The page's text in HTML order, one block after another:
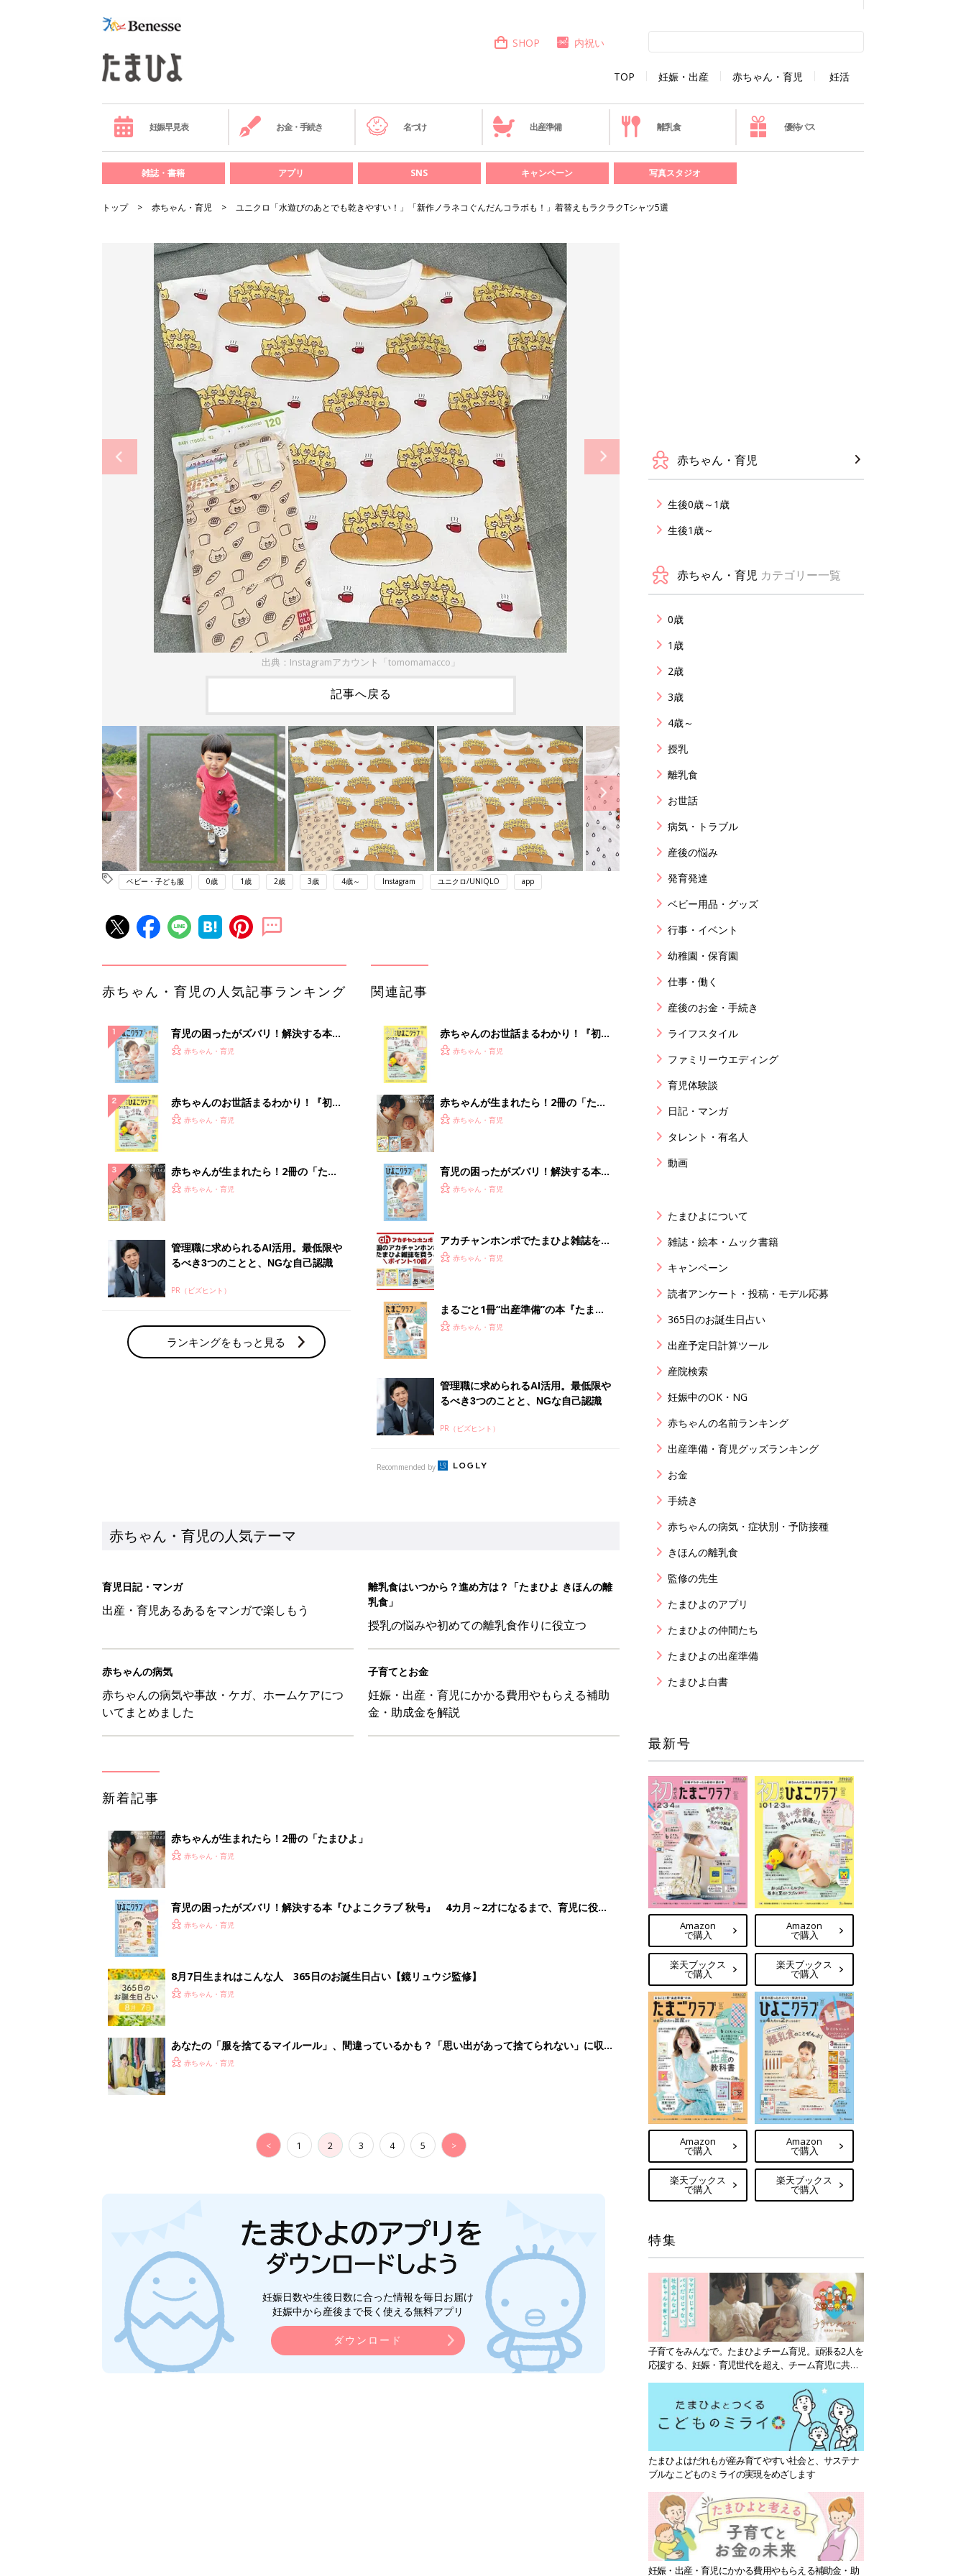
TOP 妊娠・出産 赤ちゃん・育児 妊活
SHOP 内祝い
妊娠早見表 お金・手続き 名づけ 出産準備 離乳食 優待パス
雑誌・書籍 アプリ SNS キャンペーン 写真スタジオ
トップ 赤ちゃん・育児 ユニクロ「水遊びのあとでも乾きやすい！」「新作ノラネコぐんだんコラボも！」着替えもラクラクTシャツ5選
出典：Instagramアカウント「tomomamacco」
記事へ戻る
ベビー・子ども服 0歳 1歳 2歳 3歳 4歳～ Instagram ユニクロ/UNIQLO app
赤ちゃん・育児の人気記事ランキング
育児の困ったがズバリ！解決する本
『ひよこクラブ 夏号』 4カ月～2才
赤ちゃん・育児
赤ちゃんのお世話まるわかり！『初め
てのひよこクラブ 夏号』〈巻頭大特
赤ちゃん・育児
赤ちゃんが生まれたら！2冊の「たま
ひよ」
赤ちゃん・育児
管理職に求められるAI活用。最低限や
るべき3つのことと、NGな自己認識
PR（ビズヒント）
ランキングをもっと見る
関連記事
赤ちゃんのお世話まるわかり！『初め
てのひよこクラブ 夏号』〈巻頭大特
赤ちゃん・育児
赤ちゃんが生まれたら！2冊の「たま
ひよ」
赤ちゃん・育児
育児の困ったがズバリ！解決する本
『ひよこクラブ 秋号』 4カ月～2才
赤ちゃん・育児
アカチャンホンポでたまひよ雑誌を買
うとポイント10倍【期間限定】
赤ちゃん・育児
まるごと1冊“出産準備”の本『たまご
クラブ 夏号』〈スペシャル大特集〉
赤ちゃん・育児
管理職に求められるAI活用。最低限や
るべき3つのことと、NGな自己認識
PR（ビズヒント）
Recommended by
赤ちゃん・育児の人気テーマ
育児日記・マンガ
出産・育児あるあるをマンガで楽しもう
離乳食はいつから？進め方は？「たまひよ きほんの離
乳食」
授乳の悩みや初めての離乳食作りに役立つ
赤ちゃんの病気
赤ちゃんの病気や事故・ケガ、ホームケアにつ
いてまとめました
子育てとお金
妊娠・出産・育児にかかる費用やもらえる補助
金・助成金を解説
新着記事
赤ちゃんが生まれたら！2冊の「たまひよ」
赤ちゃん・育児
育児の困ったがズバリ！解決する本『ひよこクラブ 秋号』 4カ月～2才になるまで、育児に役立
つ情報がいっぱい！
赤ちゃん・育児
8月7日生まれはこんな人 365日のお誕生日占い【鏡リュウジ監修】
赤ちゃん・育児
あなたの「服を捨てるマイルール」、間違っているかも？「思い出があって捨てられない」に収納
スタイリストが喝！
赤ちゃん・育児
< 1 2 3 4 5 >
妊娠日数や生後日数に合った情報を毎日お届け
妊娠中から産後まで長く使える無料アプリ
ダウンロード
赤ちゃん・育児
生後0歳～1歳
生後1歳～
赤ちゃん・育児 カテゴリー一覧
0歳
1歳
2歳
3歳
4歳～
授乳
離乳食
お世話
病気・トラブル
産後の悩み
発育発達
ベビー用品・グッズ
行事・イベント
幼稚園・保育園
仕事・働く
産後のお金・手続き
ライフスタイル
ファミリーウエディング
育児体験談
日記・マンガ
タレント・有名人
動画
たまひよについて
雑誌・絵本・ムック書籍
キャンペーン
読者アンケート・投稿・モデル応募
365日のお誕生日占い
出産予定日計算ツール
産院検索
妊娠中のOK・NG
赤ちゃんの名前ランキング
出産準備・育児グッズランキング
お金
手続き
赤ちゃんの病気・症状別・予防接種
きほんの離乳食
監修の先生
たまひよのアプリ
たまひよの仲間たち
たまひよの出産準備
たまひよ白書
最新号
Amazon
で購入
楽天ブックス
で購入
Amazon
で購入
楽天ブックス
で購入
Amazon
で購入
楽天ブックス
で購入
Amazon
で購入
楽天ブックス
で購入
特集
子育てをみんなで。たまひよチーム育児。頑張る2人を
応援する、妊娠・育児世代を超え、チーム育児に共感
たまひよはだれもが産み育てやすい社会と、サステナ
ブルなこどものミライの実現をめざします
妊娠・出産・育児にかかる費用やもらえる補助金・助